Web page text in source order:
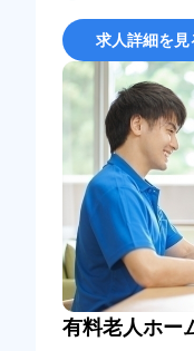
求人詳細を見
有料老人ホー